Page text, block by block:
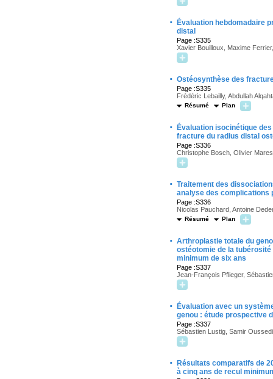
·
Évaluation hebdomadaire
distal
Page :S335
Xavier Bouilloux, Maxime
· Ostéosynthèse des
Page :S335
Frédéric Lebailly, Abdullah
Résumé Plan
·
Évaluation isocinétique
fracture du radius distal
Page :S336
Christophe Bosch, Olivier
· Traitement des
analyse des complications
Page :S336
Nicolas Pauchard, Antoine
Résumé Plan
· Arthroplastie totale du
ostéotomie de la
minimum de six ans
Page :S337
Jean-François Pflieger,
·
Évaluation avec un
genou : étude prospective
Page :S337
Sébastien Lustig, Samir
·
Résultats comparatifs de
à cinq ans de recul